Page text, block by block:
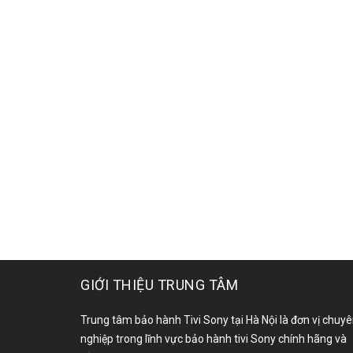
GIỚI THIỆU TRUNG TÂM
Trung tâm bảo hành Tivi Sony tại Hà Nội là đơn vị
nghiệp trong lĩnh vực bảo hành tivi Sony chính hãng và